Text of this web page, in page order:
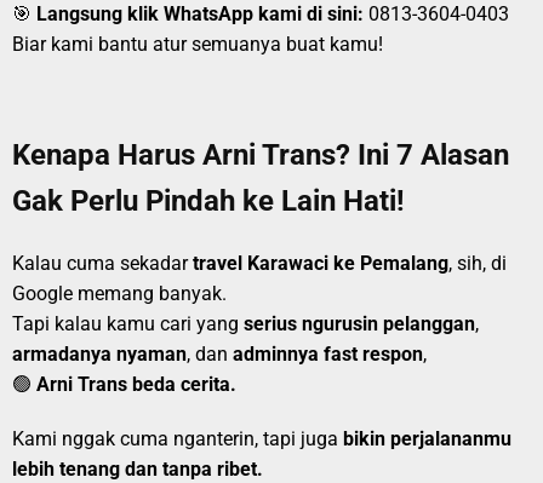
🎯 Langsung klik WhatsApp kami di sini: 0813-3604-0403
Biar kami bantu atur semuanya buat kamu!
Kenapa Harus Arni Trans? Ini 7 Alasan
Gak Perlu Pindah ke Lain Hati!
Kalau cuma sekadartravel Karawaci ke Pemalang, sih, di
Google memang banyak.
Tapi kalau kamu cari yang serius ngurusin pelanggan,
armadanya nyaman, dan adminnya fast respon,
🟢 Arni Trans beda cerita.
Kami nggak cuma nganterin, tapi juga bikin perjalananmu
lebih tenang dan tanpa ribet.